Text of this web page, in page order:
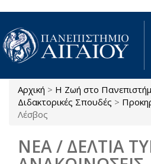
Παράκαμψη προς το κυρίως
Είστε εδώ
Αρχική > Η Ζωή στο
Διδακτορικές Σπουδές >
Λέσβος
ΝΕΑ / ΔΕΛΤΙΑ